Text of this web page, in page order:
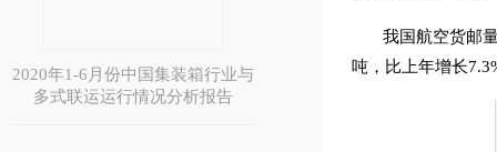
2020年1-6月份中国集装箱行业与
多式联运运行情况分析报告
我国航空货邮
吨，比上年增长